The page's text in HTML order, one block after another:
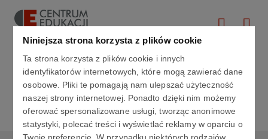
Niniejsza strona korzysta z plików cookie
Ta strona korzysta z plików cookie i innych
identyfikatorów internetowych, które mogą zawierać dane
osobowe. Pliki te pomagają nam ulepszać użyteczność
naszej strony internetowej. Ponadto dzięki nim możemy
oferować spersonalizowane usługi, tworząc anonimowe
statystyki, polecać treści i wyświetlać reklamy w oparciu o
Aktualności